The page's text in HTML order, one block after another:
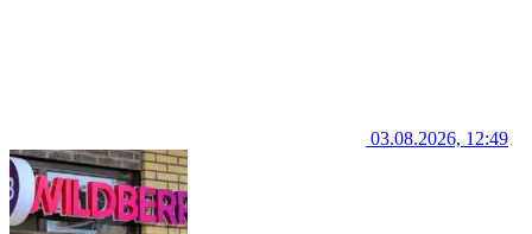
03.08.2026, 12:49